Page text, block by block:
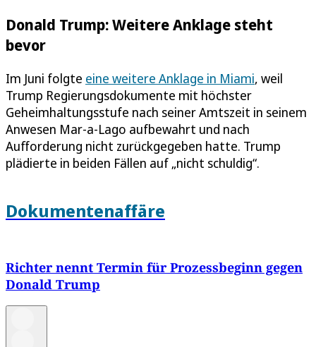
Donald Trump: Weitere Anklage steht
bevor
Im Juni folgte eine weitere Anklage in Miami, weil
Trump Regierungsdokumente mit höchster
Geheimhaltungsstufe nach seiner Amtszeit in seinem
Anwesen Mar-a-Lago aufbewahrt und nach
Aufforderung nicht zurückgegeben hatte. Trump
plädierte in beiden Fällen auf „nicht schuldig“.
Dokumentenaffäre
Richter nennt Termin für Prozessbeginn gegen
Donald Trump